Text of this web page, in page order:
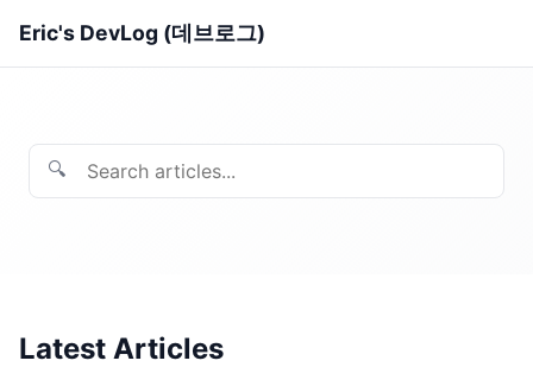
Eric's DevLog (데브로그)
🔍
Latest Articles